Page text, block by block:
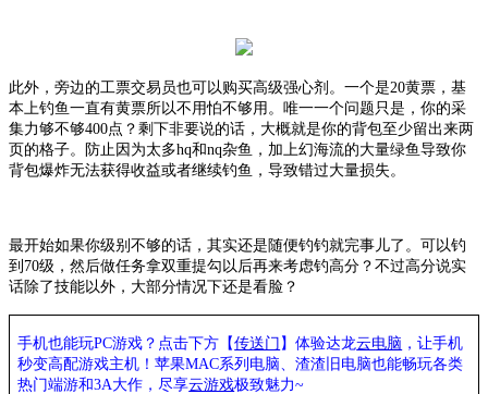
此外，旁边的工票交易员也可以购买高级强心剂。一个是20黄票，基
本上钓鱼一直有黄票所以不用怕不够用。唯一一个问题只是，你的采
集力够不够400点？剩下非要说的话，大概就是你的背包至少留出来两
页的格子。防止因为太多hq和nq杂鱼，加上幻海流的大量绿鱼导致你
背包爆炸无法获得收益或者继续钓鱼，导致错过大量损失。
最开始如果你级别不够的话，其实还是随便钓钓就完事儿了。可以钓
到 70级，然后做任务拿双重提勾以后再来考虑钓高分？不过高分说实
话除了技能以外，大部分情况下还是看脸？
手机也能玩PC游戏？点击下方【传送门 】体验达龙云电脑 ，让手机
秒变高配游戏主机 ！苹果MAC系列电脑、渣渣旧电脑也能畅玩各类
热门端游和3A大作， 尽享云游戏极致魅力~